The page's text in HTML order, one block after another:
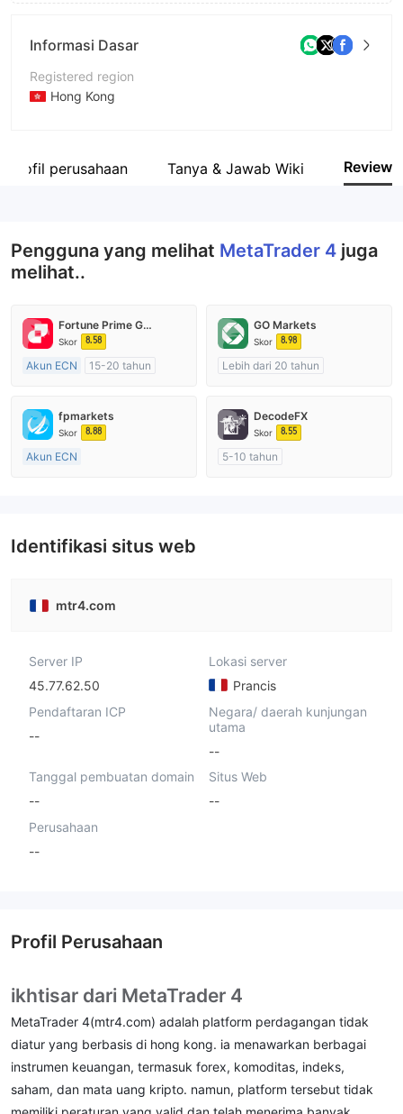
Informasi Dasar
Registered region
Hong Kong
Nama perusahaan
Profil perusahaan Tanya & Jawab Wiki Review
Pengguna yang melihat MetaTrader 4 juga
melihat..
Fortune Prime Global
Skor 8.58
Akun ECN
15-20 tahun
Market Maker (MM)
Lisensi Penuh MT4
GO Markets
Skor 8.98
Lebih dari 20 tahun
Market Maker (MM)
cTrader
fpmarkets
Skor 8.88
Akun ECN
Lisensi Penuh MT4
DecodeFX
Skor 8.55
5-10 tahun
Identifikasi situs web
mtr4.com
Server IP
45.77.62.50
Lokasi server
Prancis
Pendaftaran ICP
--
Negara/ daerah kunjungan
utama
--
Tanggal pembuatan domain
--
Situs Web
--
Perusahaan
--
Profil Perusahaan
ikhtisar dari MetaTrader 4
MetaTrader 4(mtr4.com) adalah platform perdagangan tidak
diatur yang berbasis di hong kong. ia menawarkan berbagai
instrumen keuangan, termasuk forex, komoditas, indeks,
saham, dan mata uang kripto. namun, platform tersebut tidak